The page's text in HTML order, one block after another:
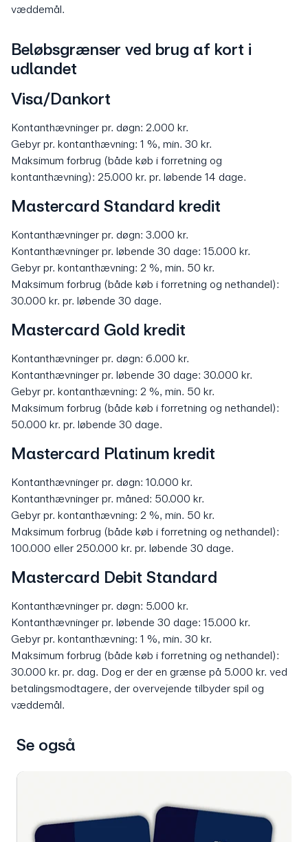
væddemål.
Beløbsgrænser ved brug af kort i
udlandet
Visa/Dankort
Kontanthævninger pr. døgn: 2.000 kr.
Gebyr pr. kontanthævning: 1 %, min. 30 kr.
Maksimum forbrug (både køb i forretning og
kontanthævning): 25.000 kr. pr. løbende 14 dage.
Mastercard Standard kredit
Kontanthævninger pr. døgn: 3.000 kr.
Kontanthævninger pr. løbende 30 dage: 15.000 kr.
Gebyr pr. kontanthævning: 2 %, min. 50 kr.
Maksimum forbrug (både køb i forretning og nethandel):
30.000 kr. pr. løbende 30 dage.
Mastercard Gold kredit
Kontanthævninger pr. døgn: 6.000 kr.
Kontanthævninger pr. løbende 30 dage: 30.000 kr.
Gebyr pr. kontanthævning: 2 %, min. 50 kr.
Maksimum forbrug (både køb i forretning og nethandel):
50.000 kr. pr. løbende 30 dage.
Mastercard Platinum kredit
Kontanthævninger pr. døgn: 10.000 kr.
Kontanthævninger pr. måned: 50.000 kr.
Gebyr pr. kontanthævning: 2 %, min. 50 kr.
Maksimum forbrug (både køb i forretning og nethandel):
100.000 eller 250.000 kr. pr. løbende 30 dage.
Mastercard Debit Standard
Kontanthævninger pr. døgn: 5.000 kr.
Kontanthævninger pr. løbende 30 dage: 15.000 kr.
Gebyr pr. kontanthævning: 1 %, min. 30 kr.
Maksimum forbrug (både køb i forretning og nethandel):
30.000 kr. pr. dag. Dog er der en grænse på 5.000 kr. ved
betalingsmodtagere, der overvejende tilbyder spil og
væddemål.
Se også